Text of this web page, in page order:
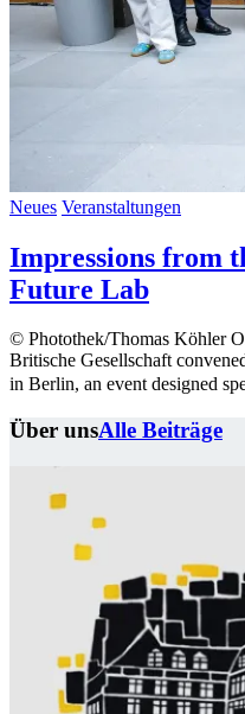
Neues Veranstaltungen
Impressions from
Future Lab
© Photothek/Thomas Köhler
Britische Gesellschaft
in Berlin, an event designed
Über unsAlle Beiträge